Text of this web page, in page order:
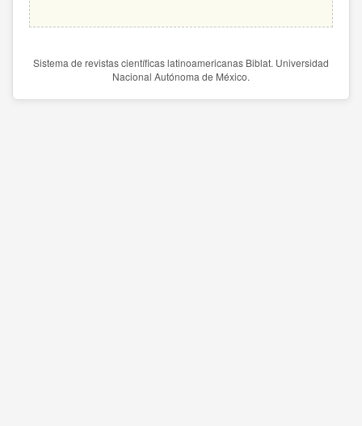
Sistema de revistas científicas latinoamericanas Biblat. Universidad
Nacional Autónoma de México.